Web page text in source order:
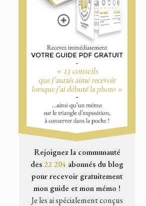
Rejoignez la communauté
des22 204 abonnés du blog
pour recevoir gratuitement
mon guide et mon mémo !
Je les ai spécialement conçus